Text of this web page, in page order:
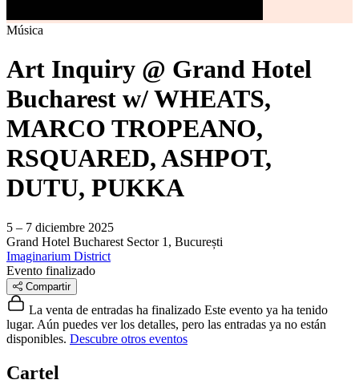
Música
Art Inquiry @ Grand Hotel
Bucharest w/ WHEATS,
MARCO TROPEANO,
RSQUARED, ASHPOT,
DUTU, PUKKA
5 – 7 diciembre 2025
Grand Hotel Bucharest Sector 1, București
Imaginarium District
Evento finalizado
Compartir
La venta de entradas ha finalizado Este evento ya ha tenido
lugar. Aún puedes ver los detalles, pero las entradas ya no están
disponibles. Descubre otros eventos
Cartel